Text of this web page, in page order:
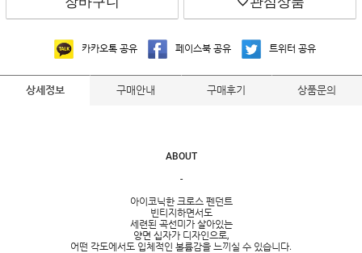
카카오톡 공유 페이스북 공유 트위터 공유
상세정보 구매안내 구매후기 상품문의
ABOUT
-
아이코닉한 크로스 펜던트
빈티지하면서도
세련된 곡선미가 살아있는
양면 십자가 디자인으로,
어떤 각도에서도 입체적인 볼륨감을 느끼실 수 있습니다.